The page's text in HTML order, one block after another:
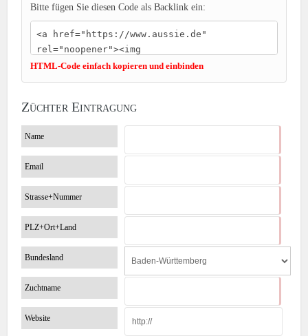
Bitte fügen Sie diesen Code als Backlink ein:
HTML-Code einfach kopieren und einbinden
Züchter Eintragung
Name
Email
Strasse+Nummer
PLZ+Ort+Land
Bundesland
Zuchtname
Website